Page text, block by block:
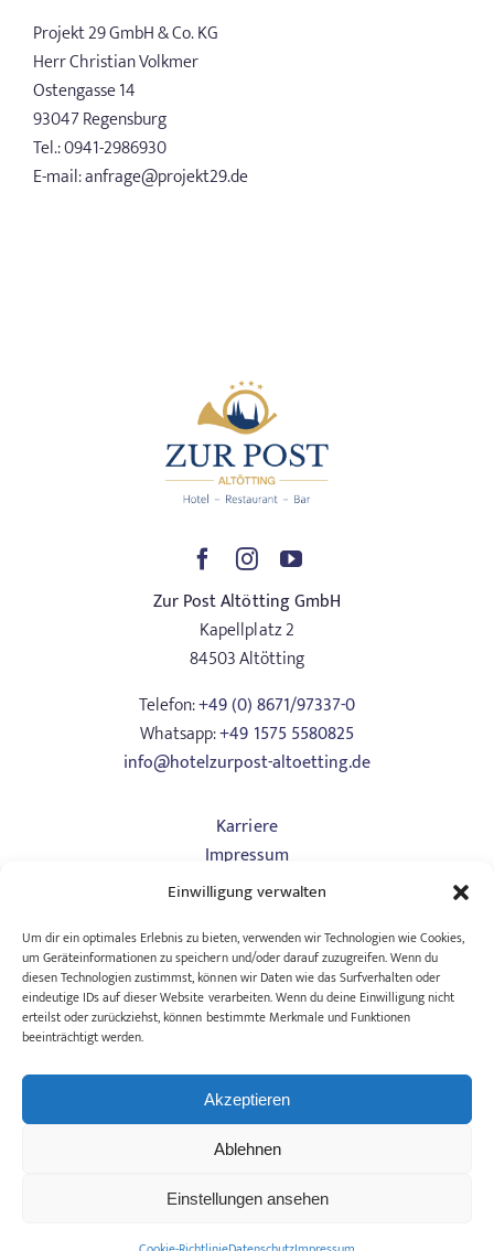
Einwilligung verwalten
Um dir ein optimales Erlebnis zu bieten, verwenden wir Technologien wie Cookies,
um Geräteinformationen zu speichern und/oder darauf zuzugreifen. Wenn du
diesen Technologien zustimmst, können wir Daten wie das Surfverhalten oder
eindeutige IDs auf dieser Website verarbeiten. Wenn du deine Einwilligung nicht
erteilst oder zurückziehst, können bestimmte Merkmale und Funktionen
beeinträchtigt werden.
Akzeptieren
Ablehnen
Einstellungen ansehen
Projekt 29 GmbH & Co. KG
Herr Christian Volkmer
Ostengasse 14
93047 Regensburg
Tel.: 0941-2986930
E-mail: anfrage@projekt29.de
Zur Post Altötting GmbH
Kapellplatz 2
84503 Altötting
Telefon:+49 (0) 8671/97337-0
Whatsapp:+49 1575 5580825
info@hotelzurpost-altoetting.de
Karriere
Impressum
Datenschutz
AGB Hotel
AGB Tagungen
Barrierefreiheitserklärung
Newsletter auf dem Laufenden!
Freuen Sie sich auf ein Geschenk für Ihre Anmeldung: 1